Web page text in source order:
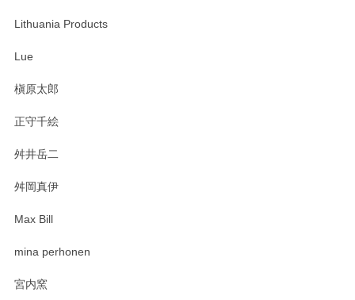
います。無事に届いたようで安心いたしまし
Lithuania Products
Lue
槇原太郎
正守千絵
舛井岳二
舛岡真伊
Max Bill
mina perhonen
宮内窯